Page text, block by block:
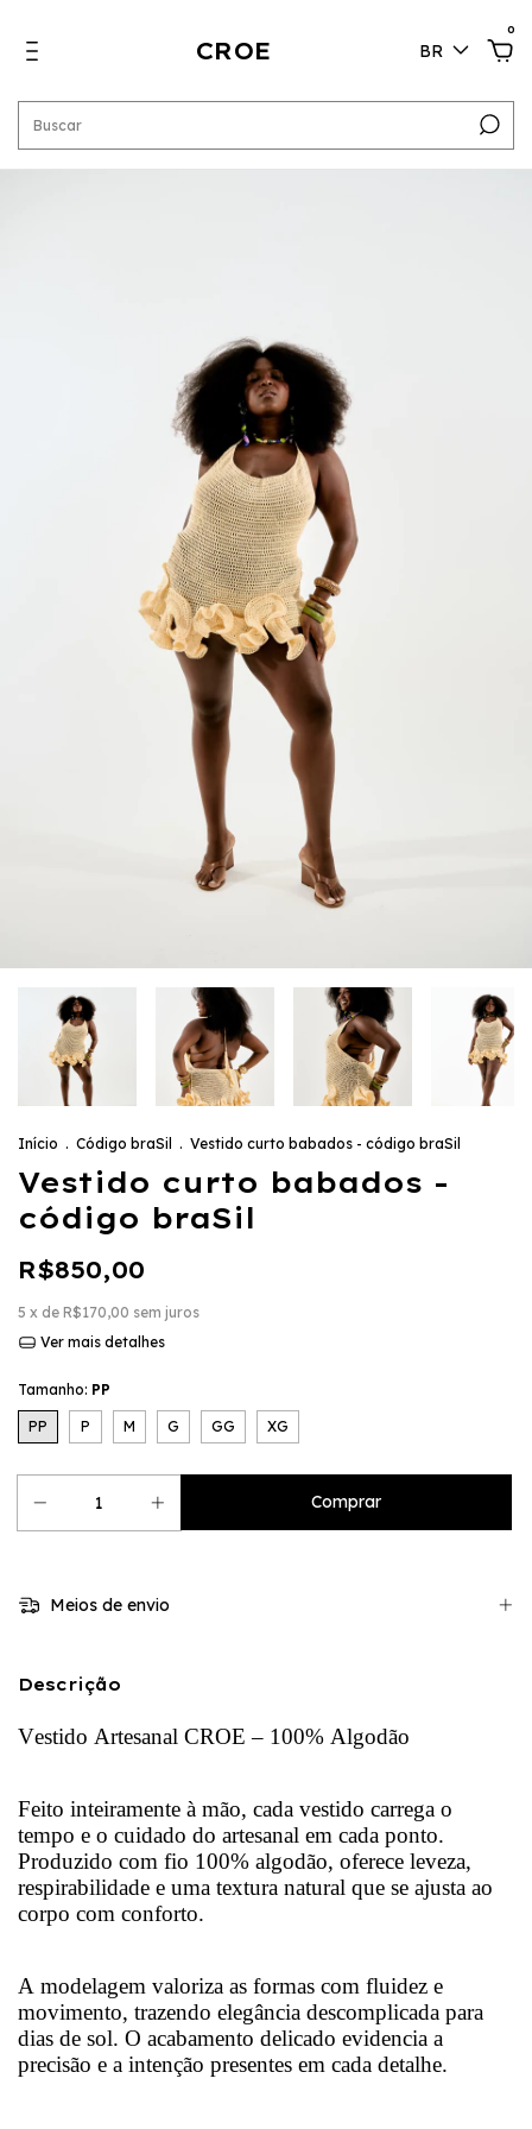
CROE BR
0
Início . Código braSil . Vestido curto babados - código braSil
Vestido curto babados -
código braSil
R$850,00
5 x de R$170,00 sem juros
Ver mais detalhes
Tamanho: PP
PP P M G GG XG
Meios de envio
Descrição
Vestido Artesanal CROE – 100% Algodão
Feito inteiramente à mão, cada vestido carrega o
tempo e o cuidado do artesanal em cada ponto.
Produzido com fio 100% algodão, oferece leveza,
respirabilidade e uma textura natural que se ajusta ao
corpo com conforto.
A modelagem valoriza as formas com fluidez e
movimento, trazendo elegância descomplicada para
dias de sol. O acabamento delicado evidencia a
precisão e a intenção presentes em cada detalhe.